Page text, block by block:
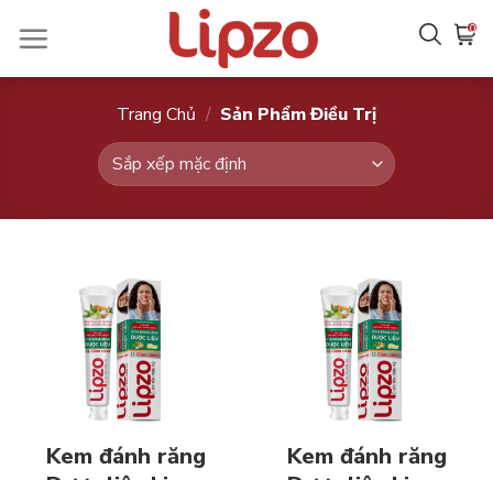
đến
0
Trang Chủ / Sản Phẩm Điều Trị
Kem đánh răng
Kem đánh răng